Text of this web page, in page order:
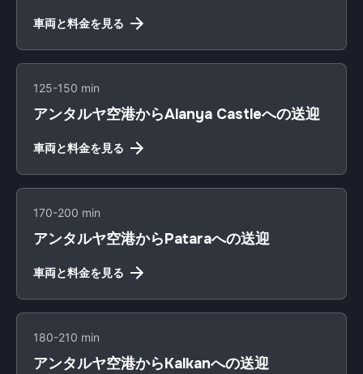
車両と料金を見る
125-150 min
アンタルヤ空港からAlanya Castleへの送迎
車両と料金を見る
170-200 min
アンタルヤ空港からPataraへの送迎
車両と料金を見る
180-210 min
アンタルヤ空港からKalkanへの送迎